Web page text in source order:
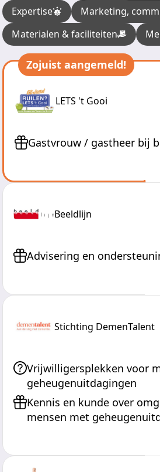
Expertise
Marketing,
Materialen & faciliteiten
Zojuist aangemeld!
LETS 't Gooi
Gastvrouw / gastheer bij
Beeldlijn
Advisering en
Stichting DemenTalent
Vrijwilligersplekken voor
geheugenuitdagingen
Kennis en kunde over
mensen met